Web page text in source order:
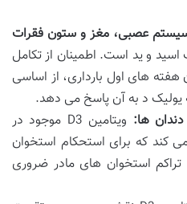
عصبی، مغز و ستون فقرات
و ید است. اطمینان از تکامل
های اول بارداری، از اساسی
یولیک د به آن پاسخ می دهد.
ها:
ویتامین D3 موجود در
که برای استحکام استخوان
استخوان های مادر ضروری